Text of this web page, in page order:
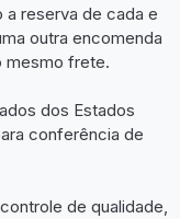
reserva de cada e
outra encomenda
mesmo frete.
dos Estados
conferência de
de qualidade,